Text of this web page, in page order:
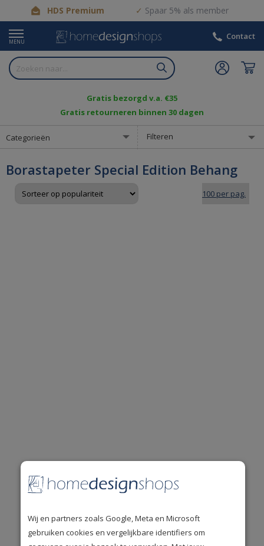
HDS Premium Spaar 5% als member
MENU
Contact
Gratis bezorgd v.a. €35
Gratis retourneren binnen 30 dagen
Categorieën Filteren
Borastapeter Special Edition Behang
De mooisteA-merken
Uitstekende
klantwaardering(9.1/10)
Wij en partners zoals Google, Meta en Microsoft
gebruiken cookies en vergelijkbare identifiers om